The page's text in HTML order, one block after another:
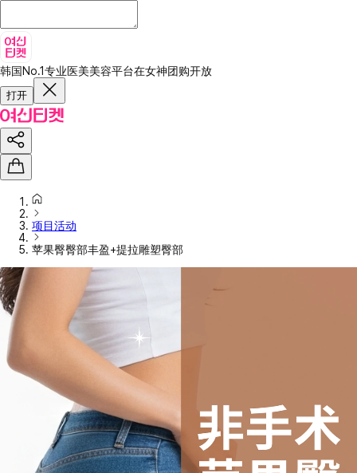
韩国No.1专业医美美容平台在女神团购开放
打开
项目活动
苹果臀臀部丰盈+提拉雕塑臀部